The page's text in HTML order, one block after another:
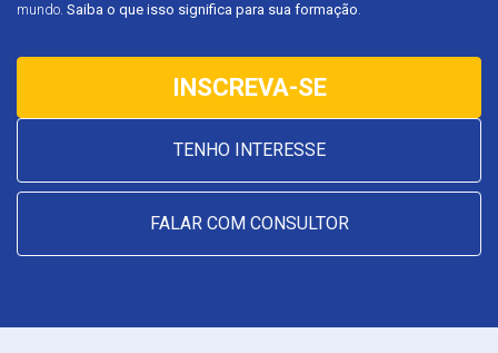
mundo. Saiba o que isso significa para sua formação.
INSCREVA-SE
TENHO INTERESSE
FALAR COM CONSULTOR